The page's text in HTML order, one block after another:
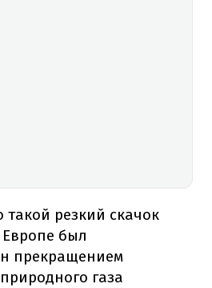
такой резкий скачок
был
прекращением
газа